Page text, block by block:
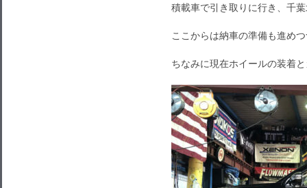
積載車で引き取りに行き、千
ここからは納車の準備も進め
ちなみに現在ホイールの装着